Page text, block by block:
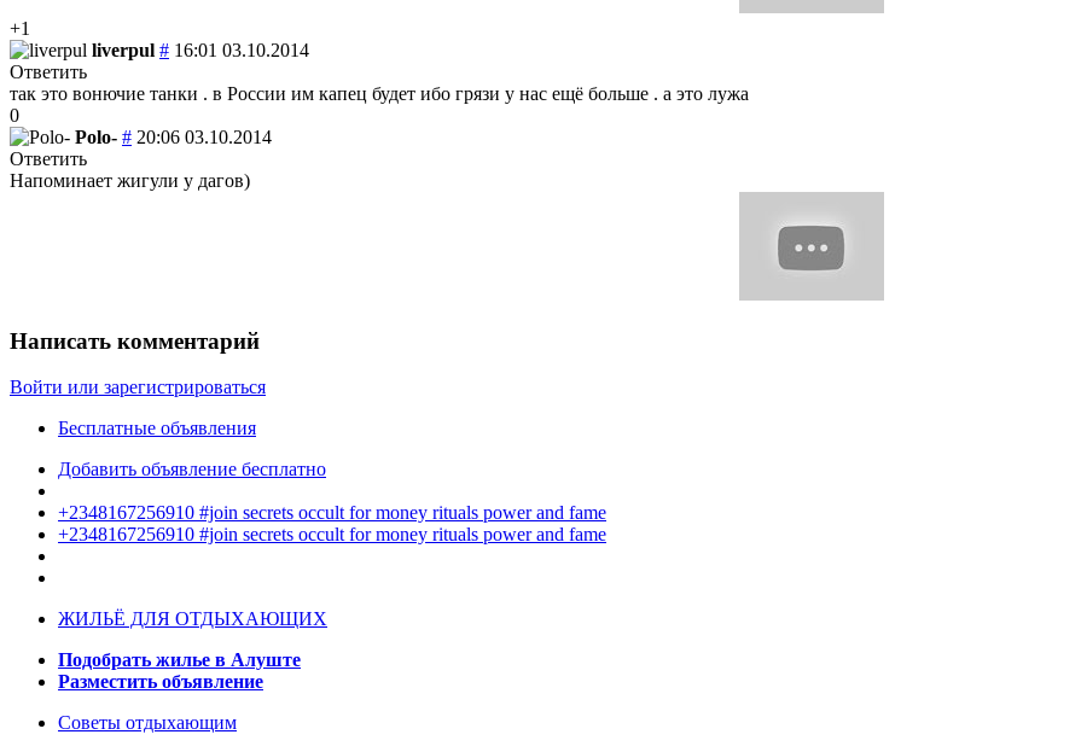
+1
liverpul # 16:01 03.10.2014
Ответить
так это вонючие танки . в России им капец будет ибо грязи у нас ещё больше . а это лужа
0
Polo- # 20:06 03.10.2014
Ответить
Напоминает жигули у дагов)
Написать комментарий
Войти или зарегистрироваться
Бесплатные объявления
Добавить объявление бесплатно
+2348167256910 #join secrets occult for money rituals power and fame
+2348167256910 #join secrets occult for money rituals power and fame
ЖИЛЬЁ ДЛЯ ОТДЫХАЮЩИХ
Подобрать жилье в Алуште
Разместить объявление
Советы отдыхающим